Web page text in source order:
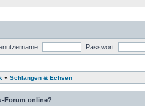
Passwort:
» Schlangen & Echsen
Forum online?